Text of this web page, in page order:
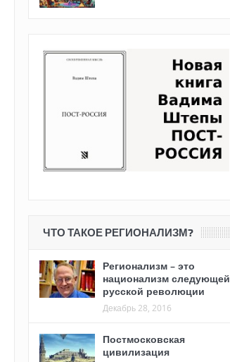
ЧТО ТАКОЕ РЕГИОНАЛИЗМ?
Регионализм – это
национализм следующей
русской революции
Декабрь 28, 2016
Постмосковская
цивилизация